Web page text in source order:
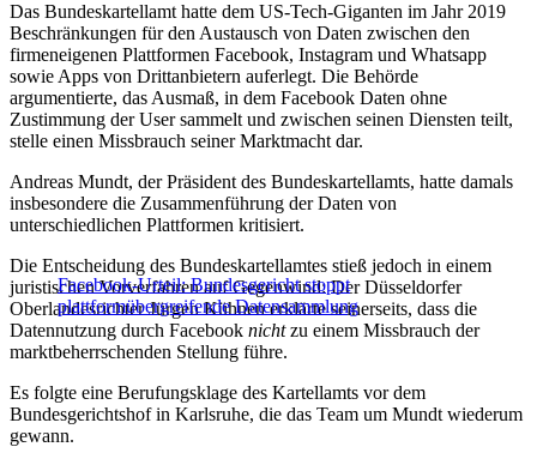
Das Bundeskartellamt hatte dem US-Tech-Giganten im Jahr 2019
Beschränkungen für den Austausch von Daten zwischen den
firmeneigenen Plattformen Facebook, Instagram und Whatsapp
sowie Apps von Drittanbietern auferlegt. Die Behörde
argumentierte, das Ausmaß, in dem Facebook Daten ohne
Zustimmung der User sammelt und zwischen seinen Diensten teilt,
stelle einen Missbrauch seiner Marktmacht dar.
Andreas Mundt, der Präsident des Bundeskartellamts, hatte damals
insbesondere die Zusammenführung der Daten von
unterschiedlichen Plattformen kritisiert.
Facebook-Urteil: Bundesgericht stoppt
plattformübergreifende Datensammlung
Die Entscheidung des Bundeskartellamtes stieß jedoch in einem
juristischen Vorverfahren auf Gegenwind: Der Düsseldorfer
Oberlandesrichter Jürgen Kühnen erklärte seinerseits, dass die
Datennutzung durch Facebook nichtzu einem Missbrauch der
marktbeherrschenden Stellung führe.
Es folgte eine Berufungsklage des Kartellamts vor dem
Bundesgerichtshof in Karlsruhe, die das Team um Mundt wiederum
gewann.